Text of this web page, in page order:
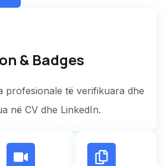
& Badges
profesionale të verifikuara dhe
në CV dhe LinkedIn.